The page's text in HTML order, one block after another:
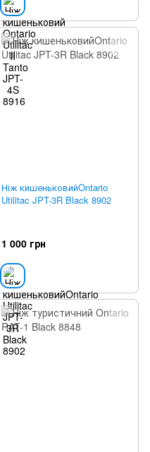
Ніж кишеньковийOntario
Utilitac JPT-3R Black 8902
1 000 грн